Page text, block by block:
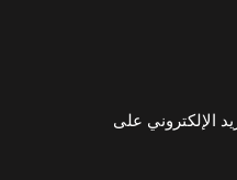
الإلكتروني على